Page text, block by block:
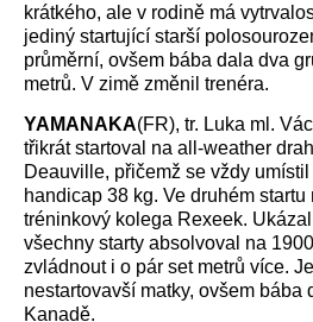
krátkého, ale v rodině má
jediný startující starší
průměrní, ovšem bába dala dva
metrů. V zimě změnil trenéra.
YAMANAKA(FR), tr. Luka ml.
třikrát startoval na all-weather
Deauville, přičemž se vždy
handicap 38 kg. Ve druhém
tréninkový kolega Rexeek.
všechny starty absolvoval na
zvládnout i o pár set metrů více.
nestartovavší matky, ovšem bába
Kanadě.